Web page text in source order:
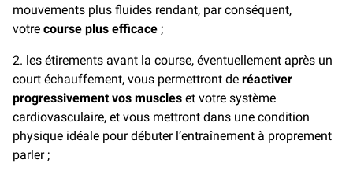
mouvements plus fluides rendant, par conséquent,
votre course plus efficace ;
2. les étirements avant la course, éventuellement après un
court échauffement, vous permettront de réactiver
progressivement vos muscles et votre système
cardiovasculaire, et vous mettront dans une condition
physique idéale pour débuter l’entraînement à proprement
parler ;